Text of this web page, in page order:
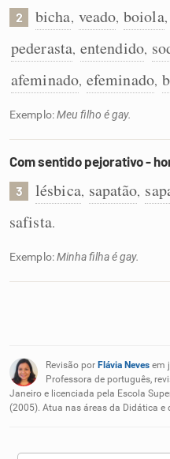
Caça-palavras
Dicionário
Sinônimos
2 bicha, veado, boiola,
pederasta, entendido,
afeminado, efeminado,
Exemplo:Meu filho é gay.
Com sentido pejorativo -
3 lésbica, sapatão,
safista.
Exemplo:Minha filha é gay.
Revisão por Flávia Neves em
Professora de português,
Janeiro e licenciada pela Escola
(2005). Atua nas áreas da Didática e